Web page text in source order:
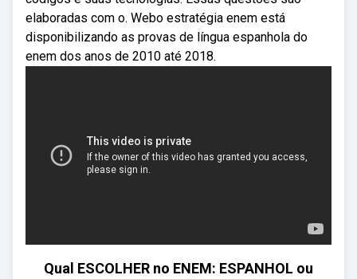
elaboradas com o. Webo estratégia enem está
disponibilizando as provas de língua espanhola do
enem dos anos de 2010 até 2018.
Qual ESCOLHER no ENEM: ESPANHOL ou